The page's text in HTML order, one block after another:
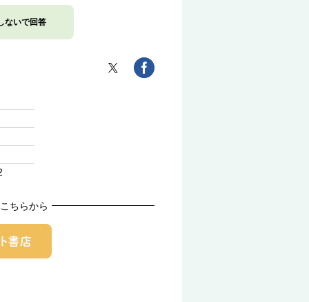
ないで回答
ちらから